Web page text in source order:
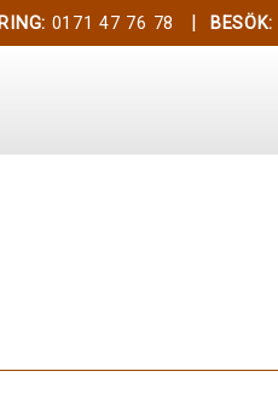
0171 47 76 78 | BESÖK: